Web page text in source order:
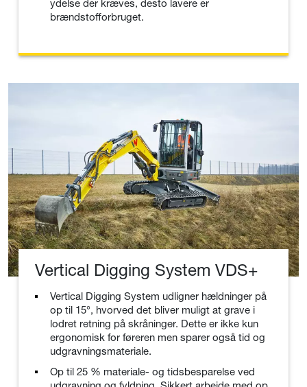
ydelse der kræves, desto lavere er
brændstofforbruget.
Vertical Digging System VDS+
Vertical Digging System udligner hældninger på
op til 15°, hvorved det bliver muligt at grave i
lodret retning på skråninger. Dette er ikke kun
ergonomisk for føreren men sparer også tid og
udgravningsmateriale.
Op til 25 % materiale- og tidsbesparelse ved